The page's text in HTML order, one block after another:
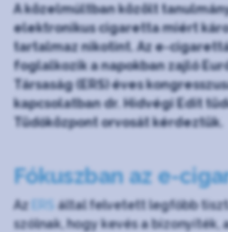
A közelmúltban közölt
elektronikus cigaretta miért
tartalmaz nikotint. Az e-
foglalkozik a napokban zajló
Társaság (ERS) éves
kapcsolatban dr. Hidvégi Edit
Tüdőközpont orvosát kérdeztük.
Fókuszban az e-
Az
által felvetett legfőbb
szólnak, hogy kevés a